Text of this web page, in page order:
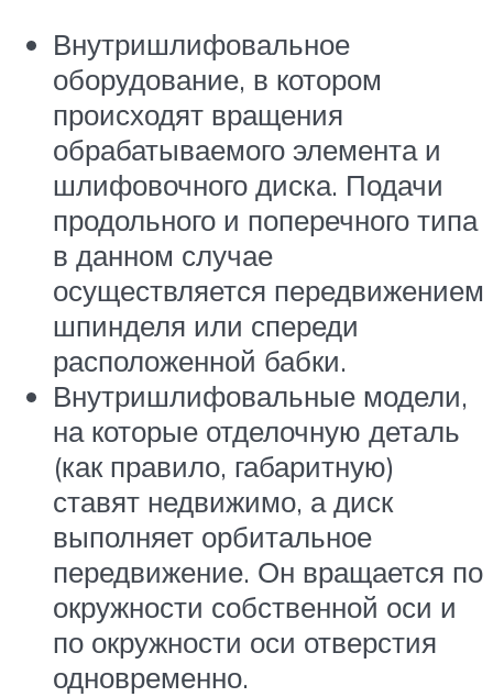
Внутришлифовальное
оборудование, в котором
происходят вращения
обрабатываемого элемента и
шлифовочного диска. Подачи
продольного и поперечного типа
в данном случае
осуществляется передвижением
шпинделя или спереди
расположенной бабки.
Внутришлифовальные модели,
на которые отделочную деталь
(как правило, габаритную)
ставят недвижимо, а диск
выполняет орбитальное
передвижение. Он вращается по
окружности собственной оси и
по окружности оси отверстия
одновременно.